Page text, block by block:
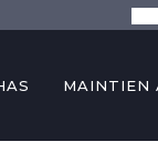
MAINTIEN